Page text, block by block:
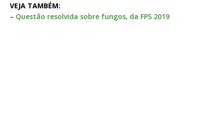
VEJA TAMBÉM:
– Questão resolvida sobre fungos, da FPS 2019